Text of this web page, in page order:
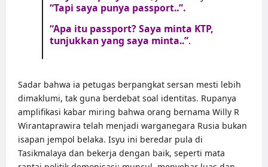
“Tapi saya punya passport..”.
“Apa itu passport? Saya minta KTP,
tunjukkan yang saya minta..”.
Sadar bahwa ia petugas berpangkat sersan mesti lebih
dimaklumi, tak guna berdebat soal identitas. Rupanya
amplifikasi kabar miring bahwa orang bernama Willy R
Wirantaprawira telah menjadi warganegara Rusia bukan
isapan jempol belaka. Isyu ini beredar pula di
Tasikmalaya dan bekerja dengan baik, seperti mata